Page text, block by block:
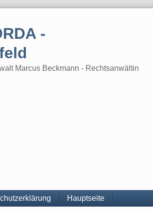
-
Marcus Beckmann - Rechtsanwältin
Hauptseite